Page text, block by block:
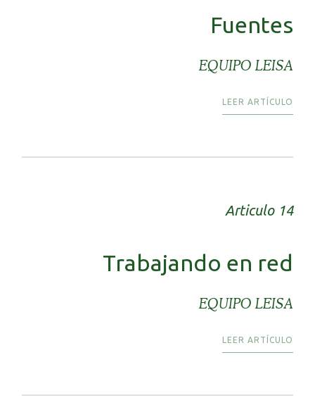
Fuentes
EQUIPO LEISA
LEER ARTÍCULO
Articulo 14
Trabajando en red
EQUIPO LEISA
LEER ARTÍCULO